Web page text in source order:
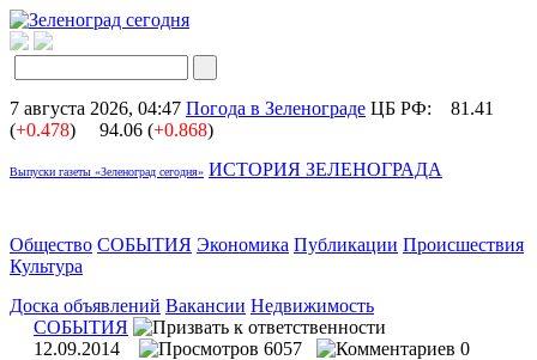
7 августа 2026, 04:47 Погода в Зеленограде ЦБ РФ:
81.41
(+0.478) 94.06 (+0.868)
Выпуски газеты «Зеленоград сегодня» ИСТОРИЯ ЗЕЛЕНОГРАДА
Общество СОБЫТИЯ Экономика Публикации Происшествия
Культура
Доска объявлений Вакансии Недвижимость
СОБЫТИЯ
12.09.2014
6057 0